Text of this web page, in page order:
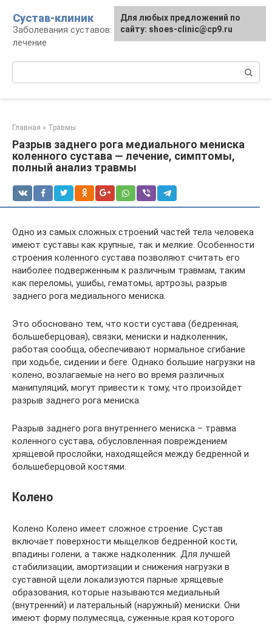
контенту
Сустав-клиник
Заболевания суставов: профилактика и
лечение
Главная » Травмы
Разрыв заднего рога медиального мениска
коленного сустава — лечение, симптомы,
полный анализ травмы
Одно из самых сложных строений частей тела человека
имеют суставы как крупные, так и мелкие. Особенности
строения коленного сустава позволяют считать его
наиболее подверженным к различным травмам, таким
как переломы, ушибы, гематомы, артрозы, разрыв
заднего рога медиального мениска.
Это обосновано тем, что кости сустава (бедренная,
большеберцовая), связки, мениски и надколенник,
работая сообща, обеспечивают нормальное сгибание
при ходьбе, сидении и беге. Однако большие нагрузки на
колено, возлагаемые на него во время различных
манипуляций, могут привести к тому, что произойдет
разрыв заднего рога мениска.
Разрыв заднего рога внутреннего мениска – травма
коленного сустава, обусловленная повреждением
хрящевой прослойки, находящейся между бедренной и
большеберцовой костями.
Колено
Колено Колено имеет сложное строение. Сустав
включает поверхности мыщелков бедренной кости,
впадины голени, а также надколенник. Для лучшей
стабилизации, амортизации и снижения нагрузки в
суставной щели локализуются парные хрящевые
образования, которые называются медиальный
(внутренний) и латеральный (наружный) мениски. Они
имеют форму полумесяца, суженные края которого
Для любых предложений по
сайту: shoes-clinic@cp9.ru